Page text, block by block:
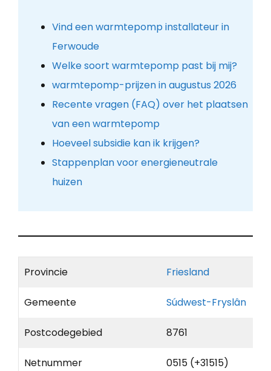
Vind een warmtepomp installateur in
Ferwoude
Welke soort warmtepomp past bij mij?
warmtepomp-prijzen in augustus 2026
Recente vragen (FAQ) over het plaatsen
van een warmtepomp
Hoeveel subsidie kan ik krijgen?
Stappenplan voor energieneutrale
huizen
Provincie Friesland
Gemeente Súdwest-Fryslân
Postcodegebied 8761
Netnummer 0515 (+31515)